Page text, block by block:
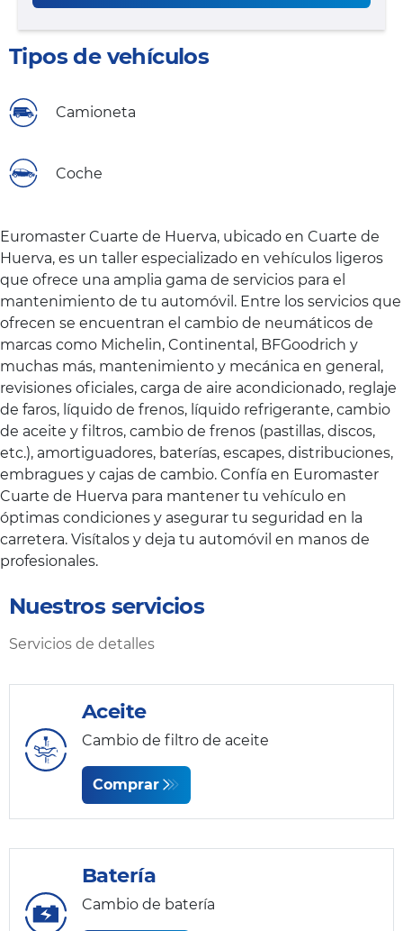
Tipos de vehículos
Camioneta
Coche
Euromaster Cuarte de Huerva, ubicado en Cuarte de
Huerva, es un taller especializado en vehículos ligeros
que ofrece una amplia gama de servicios para el
mantenimiento de tu automóvil. Entre los servicios que
ofrecen se encuentran el cambio de neumáticos de
marcas como Michelin, Continental, BFGoodrich y
muchas más, mantenimiento y mecánica en general,
revisiones oficiales, carga de aire acondicionado, reglaje
de faros, líquido de frenos, líquido refrigerante, cambio
de aceite y filtros, cambio de frenos (pastillas, discos,
etc.), amortiguadores, baterías, escapes, distribuciones,
embragues y cajas de cambio. Confía en Euromaster
Cuarte de Huerva para mantener tu vehículo en
óptimas condiciones y asegurar tu seguridad en la
carretera. Visítalos y deja tu automóvil en manos de
profesionales.
Nuestros servicios
Servicios de detalles
Aceite
Cambio de filtro de aceite
Comprar
Batería
Cambio de batería